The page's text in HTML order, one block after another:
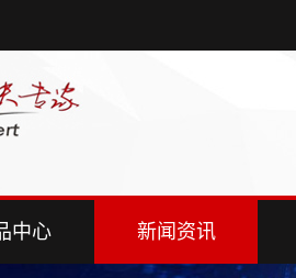
中心 新闻资讯